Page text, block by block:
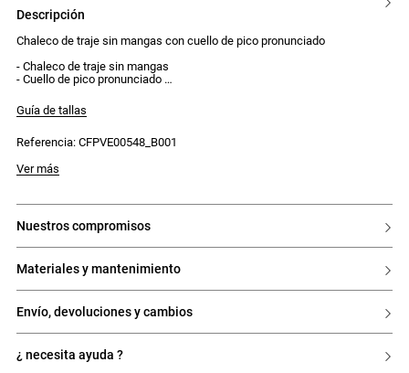
descripción
Chaleco de traje sin mangas con cuello de pico pronunciado
- Chaleco de traje sin mangas
- Cuello de pico pronunciado
- Cierre delantero con 3 botones
Guía de tallas
Referencia: CFPVE00548_B001
Ver más
nuestros compromisos
materiales y mantenimiento
envío, devoluciones y cambios
¿ necesita ayuda ?